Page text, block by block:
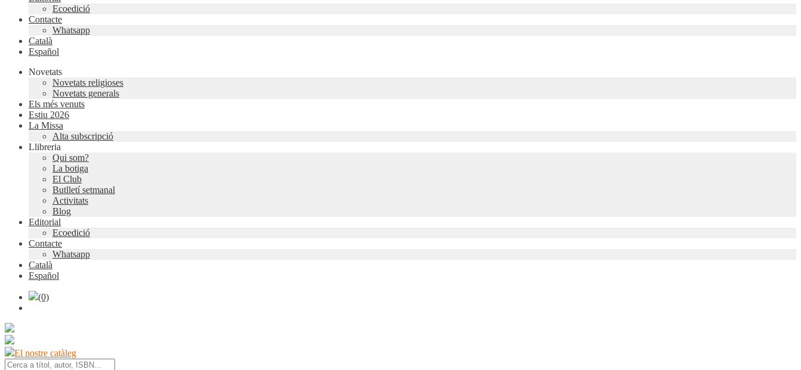
Ecoedició
Contacte
Whatsapp
Català
Español
Novetats
Novetats religioses
Novetats generals
Els més venuts
Estiu 2026
La Missa
Alta subscripció
Llibreria
Qui som?
La botiga
El Club
Butlletí setmanal
Activitats
Blog
Editorial
Ecoedició
Contacte
Whatsapp
Català
Español
(0)
El nostre catàleg